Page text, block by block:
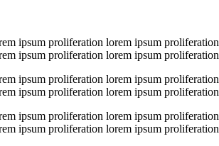
ipsum proliferation lorem ipsum
ipsum proliferation lorem ipsum proliferation
ipsum proliferation lorem ipsum
ipsum proliferation lorem ipsum proliferation
ipsum proliferation lorem ipsum
ipsum proliferation lorem ipsum proliferation